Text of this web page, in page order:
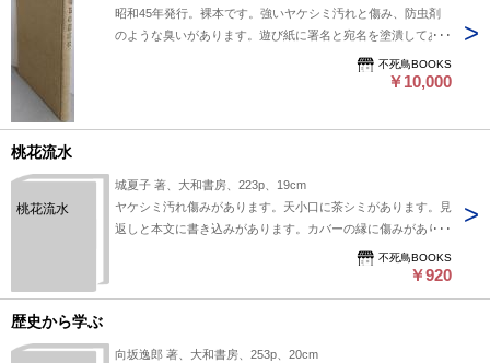
昭和45年発行。裸本です。強いヤケシミ汚れと傷み、防虫剤
のような臭いがあります。遊び紙に署名と宛名を塗潰してあり
不死鳥BOOKS
￥10,000
桃花流水
桃花流水
城夏子 著、大和書房、223p、19cm
ヤケシミ汚れ傷みがあります。天小口に茶シミがあります。見
返しと本文に書き込みがあります。カバーの縁に傷みがありま
不死鳥BOOKS
￥920
歴史から学ぶ
向坂逸郎 著、大和書房、253p、20cm